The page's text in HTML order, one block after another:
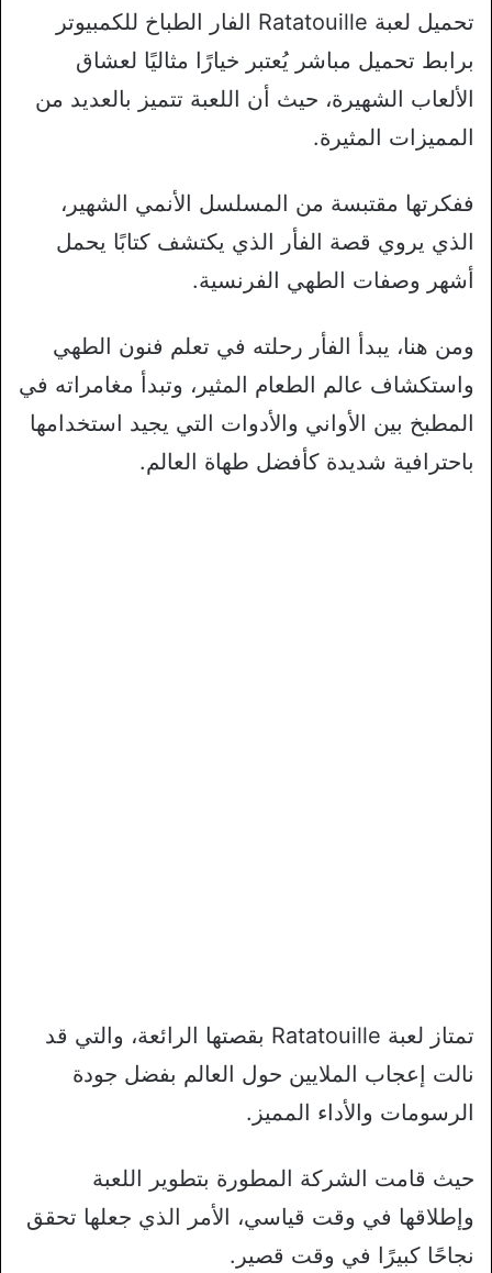
تحميل لعبة Ratatouille الفار الطباخ للكمبيوتر
برابط تحميل مباشر يُعتبر خيارًا مثاليًا لعشاق
الألعاب الشهيرة، حيث أن اللعبة تتميز بالعديد من
المميزات المثيرة.
ففكرتها مقتبسة من المسلسل الأنمي الشهير،
الذي يروي قصة الفأر الذي يكتشف كتابًا يحمل
أشهر وصفات الطهي الفرنسية.
ومن هنا، يبدأ الفأر رحلته في تعلم فنون الطهي
واستكشاف عالم الطعام المثير، وتبدأ مغامراته في
المطبخ بين الأواني والأدوات التي يجيد استخدامها
باحترافية شديدة كأفضل طهاة العالم.
تمتاز لعبة Ratatouille بقصتها الرائعة، والتي قد
نالت إعجاب الملايين حول العالم بفضل جودة
الرسومات والأداء المميز.
حيث قامت الشركة المطورة بتطوير اللعبة
وإطلاقها في وقت قياسي، الأمر الذي جعلها تحقق
نجاحًا كبيرًا في وقت قصير.